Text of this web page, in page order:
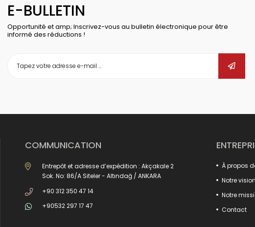
E-BULLETIN
Opportunité et amp; Inscrivez-vous au bulletin électronique pour être
informé des réductions !
COMMUNICATION
Entrepôt et adresse d’expédition : Akçakale 2
Sok. No: 86/A Siteler - Altındağ / ANKARA
+90 312 350 47 14
+90532 297 17 47
À propos
Notre vision
Notre
Contact